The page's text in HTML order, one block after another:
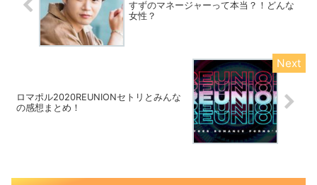
すずのマネージャーって本当？！どんな
女性？
ロマポル2020REUNIONセトリとみんな
の感想まとめ！